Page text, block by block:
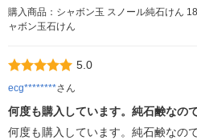
購入商品：シャボン玉 スノール純石けん
ャボン玉石けん
5.0
ecg********さん
何度も購入しています。純石鹸なの
何度も購入しています。純石鹸なの